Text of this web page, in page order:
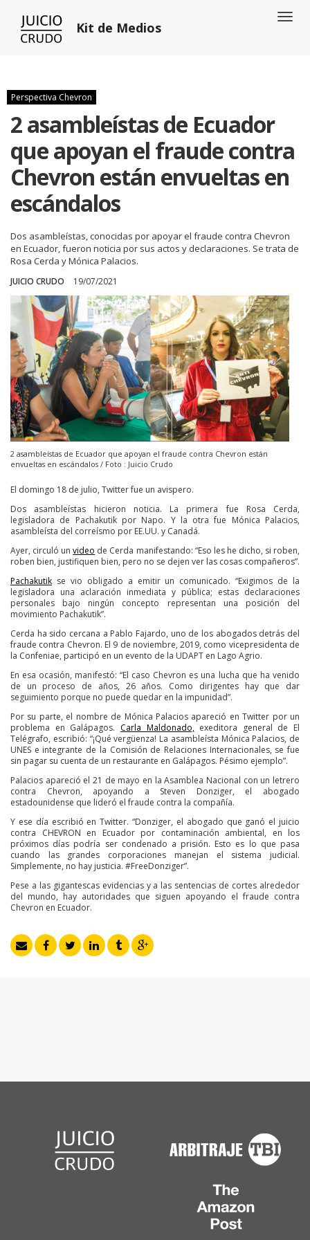
Kit de Medios
Perspectiva Chevron
2 asambleístas de Ecuador
que apoyan el fraude contra
Chevron están envueltas en
escándalos
Dos asambleístas, conocidas por apoyar el fraude contra Chevron
en Ecuador, fueron noticia por sus actos y declaraciones. Se trata de
Rosa Cerda y Mónica Palacios.
JUICIO CRUDO 19/07/2021
2 asambleístas de Ecuador que apoyan el fraude contra Chevron están
envueltas en escándalos / Foto : Juicio Crudo
El domingo 18 de julio, Twitter fue un avispero.
Dos asambleístas hicieron noticia. La primera fue Rosa Cerda,
legisladora de Pachakutik por Napo. Y la otra fue Mónica Palacios,
asambleísta del correísmo por EE.UU. y Canadá.
Ayer, circuló unvideo de Cerda manifestando: “Eso les he dicho, si roben,
roben bien, justifiquen bien, pero no se dejen ver las cosas compañeros”.
Pachakutik se vio obligado a emitir un comunicado. “Exigimos de la
legisladora una aclaración inmediata y pública; estas declaraciones
personales bajo ningún concepto representan una posición del
movimiento Pachakutik”.
Cerda ha sido cercana a Pablo Fajardo, uno de los abogados detrás del
fraude contra Chevron. El 9 de noviembre, 2019, como vicepresidenta de
la Confeniae, participó en un evento de la UDAPT en Lago Agrio.
En esa ocasión, manifestó: “El caso Chevron es una lucha que ha venido
de un proceso de años, 26 años. Como dirigentes hay que dar
seguimiento porque no puede quedar en la impunidad”.
Por su parte, el nombre de Mónica Palacios apareció en Twitter por un
problema en Galápagos. Carla Maldonado,exeditora general de El
Telégrafo, escribió: “¡Qué vergüenza! La asambleísta Mónica Palacios, de
UNES e integrante de la Comisión de Relaciones Internacionales, se fue
sin pagar su cuenta de un restaurante en Galápagos. Pésimo ejemplo”.
Palacios apareció el 21 de mayo en la Asamblea Nacional con un letrero
contra Chevron, apoyando a Steven Donziger, el abogado
estadounidense que lideró el fraude contra la compañía.
Y ese día escribió en Twitter. “Donziger, el abogado que ganó el juicio
contra CHEVRON en Ecuador por contaminación ambiental, en los
próximos días podría ser condenado a prisión. Esto es lo que pasa
cuando las grandes corporaciones manejan el sistema judicial.
Simplemente, no hay justicia. #FreeDonziger”.
Pese a las gigantescas evidencias y a las sentencias de cortes alrededor
del mundo, hay autoridades que siguen apoyando el fraude contra
Chevron en Ecuador.